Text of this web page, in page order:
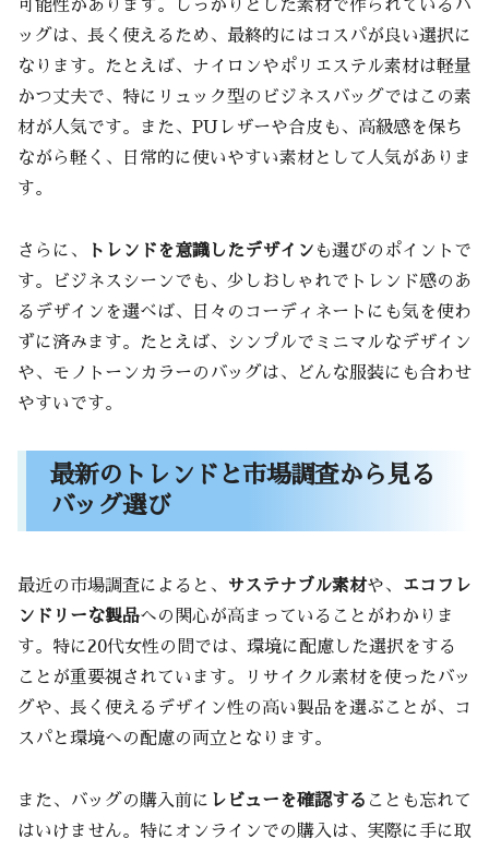
可能性があります。しっかりとした素材で作られているバ
ッグは、長く使えるため、最終的にはコスパが良い選択に
なります。たとえば、ナイロンやポリエステル素材は軽量
かつ丈夫で、特にリュック型のビジネスバッグではこの素
材が人気です。また、PUレザーや合皮も、高級感を保ち
ながら軽く、日常的に使いやすい素材として人気がありま
す。
さらに、 トレンドを意識したデザイン も選びのポイントで
す。ビジネスシーンでも、少しおしゃれでトレンド感のあ
るデザインを選べば、日々のコーディネートにも気を使わ
ずに済みます。たとえば、シンプルでミニマルなデザイン
や、モノトーンカラーのバッグは、どんな服装にも合わせ
やすいです。
最新のトレンドと市場調査から見る
バッグ選び
最近の市場調査によると、 サステナブル素材や、
エコフレ
ンドリーな製品への関心が高まっていることがわかりま
す。特に20代女性の間では、環境に配慮した選択をする
ことが重要視されています。リサイクル素材を使ったバッ
グや、長く使えるデザイン性の高い製品を選ぶことが、コ
スパと環境への配慮の両立となります。
また、バッグの購入前に レビューを確認する ことも忘れて
はいけません。特にオンラインでの購入は、実際に手に取